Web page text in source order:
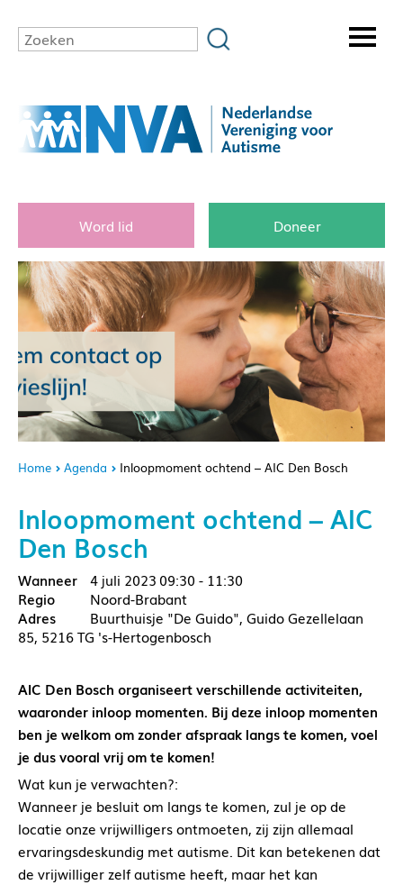
Word lid Doneer
Home Agenda Inloopmoment ochtend – AIC Den Bosch
Inloopmoment ochtend – AIC
Den Bosch
4 juli 2023 09:30 - 11:30
Noord-Brabant
Buurthuisje "De Guido", Guido Gezellelaan
85, 5216 TG 's-Hertogenbosch
AIC Den Bosch organiseert verschillende activiteiten,
waaronder inloop momenten. Bij deze inloop momenten
ben je welkom om zonder afspraak langs te komen, voel
je dus vooral vrij om te komen!
Wat kun je verwachten?:
Wanneer je besluit om langs te komen, zul je op de
locatie onze vrijwilligers ontmoeten, zij zijn allemaal
ervaringsdeskundig met autisme. Dit kan betekenen dat
de vrijwilliger zelf autisme heeft, maar het kan